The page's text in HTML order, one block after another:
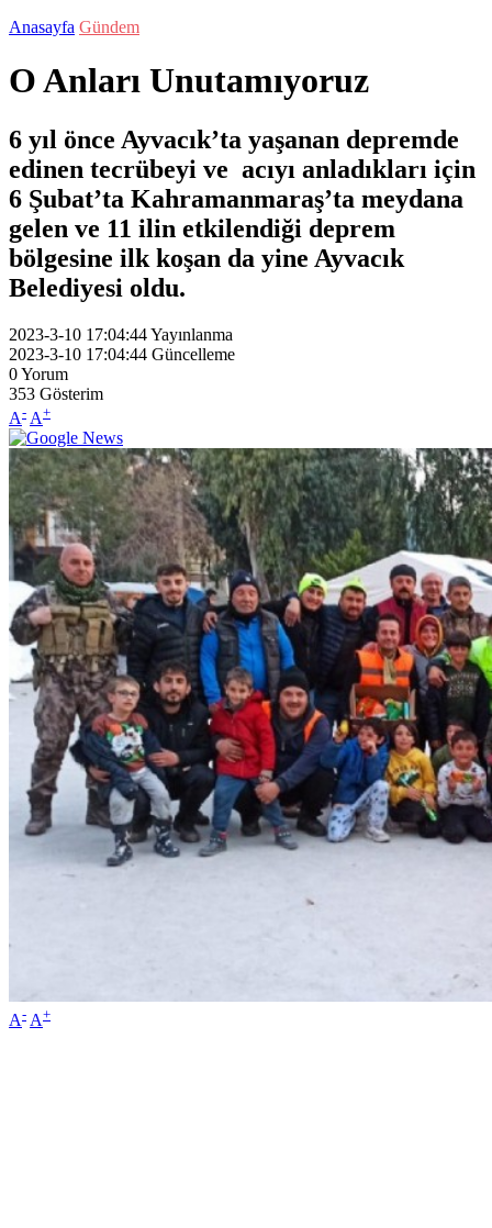
Anasayfa Gündem
O Anları Unutamıyoruz
6 yıl önce Ayvacık’ta yaşanan depremde
edinen tecrübeyi ve acıyı anladıkları için
6 Şubat’ta Kahramanmaraş’ta meydana
gelen ve 11 ilin etkilendiği deprem
bölgesine ilk koşan da yine Ayvacık
Belediyesi oldu.
2023-3-10 17:04:44Yayınlanma
2023-3-10 17:04:44 Güncelleme
0Yorum
353 Gösterim
A- A+
A- A+